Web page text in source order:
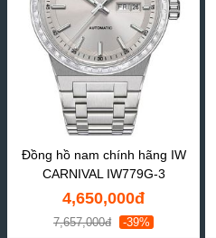
Đồng hồ nam chính hãng IW
CARNIVAL IW779G-3
4,650,000đ
7,657,000đ -39%